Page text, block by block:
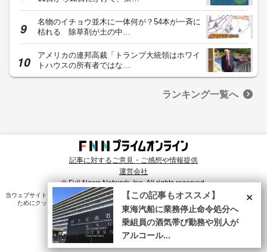
名物のイチョウ並木に一体何が？54本が一斉に
枯れる 除草剤が土の中…
アメリカの連邦高裁「トランプ大統領はホワイ
トハウスの所有者ではな…
ランキング一覧へ
記事に対するご意見・ご感想や情報提供
運営会社
© Fuji News Network, Inc. All rights reserved.
当ウェブサイトでは、ユーザのニーズ・興味・関⼼に合致したコンテンツや広告配信を提供する
ためにクッキーを使⽤しています。詳細は、
プライバシーポリシー をご確認ください。×
【この記事もオススメ】
東海汽船に業務停止命令処分へ
乗組員の酒気帯び勤務や別人が
アルコール...